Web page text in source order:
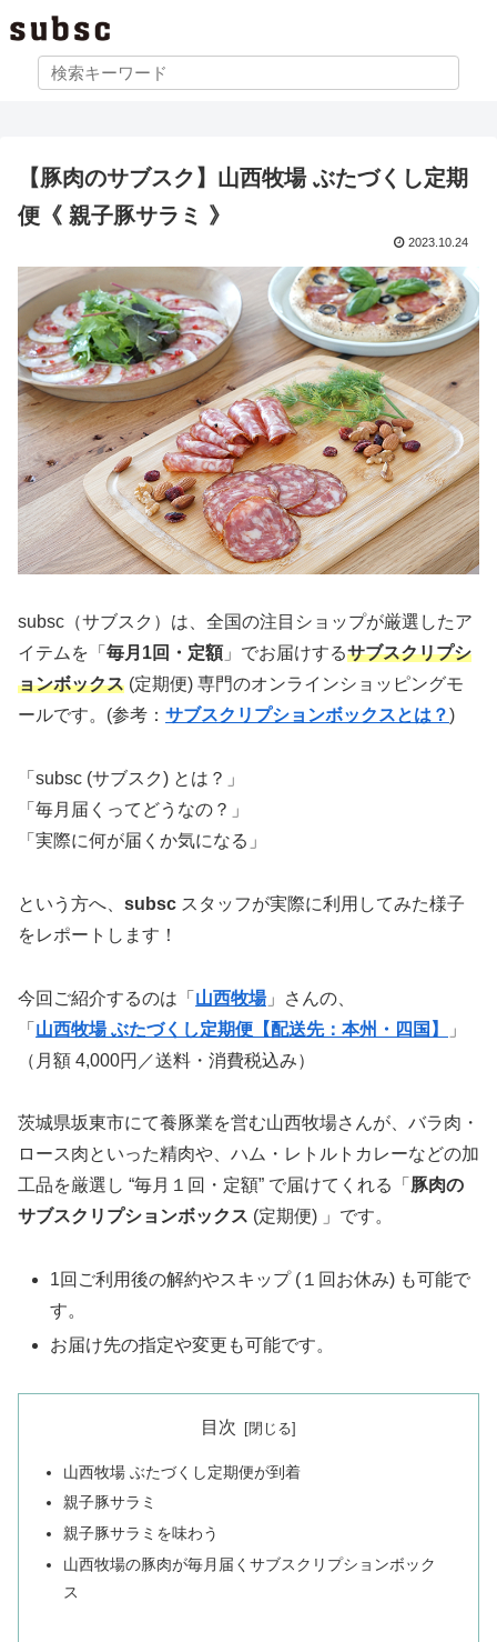
【豚肉のサブスク】山西牧場 ぶたづくし定期
便《 親子豚サラミ 》
2023.10.24
subsc（サブスク）は、全国の注目ショップが厳選したア
イテムを「 毎月1回・定額」でお届けするサブスクリプシ
ョンボックス (定期便) 専門のオンラインショッピングモ
ールです。(参考： サブスクリプションボックスとは？)
「subsc (サブスク) とは？」
「毎月届くってどうなの？」
「実際に何が届くか気になる」
という方へ、 subsc スタッフが実際に利用してみた様子
をレポートします！
今回ご紹介するのは「 山西牧場」さんの、
「 山西牧場 ぶたづくし定期便【配送先：本州・四国】
」
（月額 4,000円／送料・消費税込み）
茨城県坂東市にて養豚業を営む山西牧場さんが、バラ肉・
ロース肉といった精肉や、ハム・レトルトカレーなどの加
工品を厳選し “毎月１回・定額” で届けてくれる「 豚肉の
サブスクリプションボックス (定期便) 」です。
1回ご利用後の解約やスキップ (１回お休み) も可能で
す。
お届け先の指定や変更も可能です。
目次
山西牧場 ぶたづくし定期便が到着
親子豚サラミ
親子豚サラミを味わう
山西牧場の豚肉が毎月届くサブスクリプションボック
ス